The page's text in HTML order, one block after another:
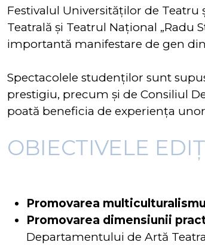
Festivalul Universităților de Teatru
Teatrală și Teatrul Național „Radu
importantă manifestare de gen
Spectacolele studenților sunt
prestigiu, precum și de Consiliul
poată beneficia de experiența
OBIECTIVELE
Promovarea
Promovarea dimensiunii
Departamentului de Artă